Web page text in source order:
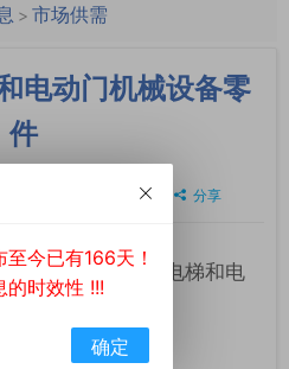
> 市场供需
电动门机械设备零
件
950 分享
Dogalgaz求购电梯和电
今已有166天！
的时效性 !!!
确定